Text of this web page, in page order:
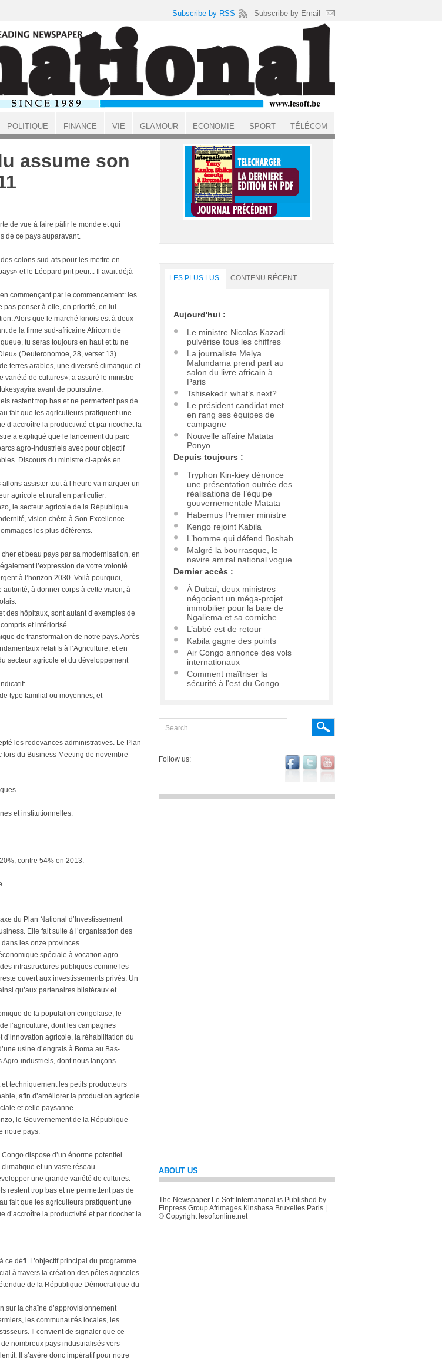
assume son
de vue à faire pâlir le monde et qui
de ce pays auparavant.
colons sud-afs pour les mettre en
et le Léopard prit peur... Il avait déjà
commençant par le commencement: les
pas penser à elle, en priorité, en lui
Alors que le marché kinois est à deux
de la firme sud-africaine Africom de
tu seras toujours en haut et tu ne
(Deuteronomoe, 28, verset 13).
terres arables, une diversité climatique et
de cultures», a assuré le ministre
avant de poursuivre:
restent trop bas et ne permettent pas de
fait que les agriculteurs pratiquent une
d’accroître la productivité et par ricochet la
a expliqué que le lancement du parc
agro-industriels avec pour objectif
Discours du ministre ci-après en
assister tout à l’heure va marquer un
agricole et rural en particulier.
le secteur agricole de la République
vision chère à Son Excellence
les plus déférents.
et beau pays par sa modernisation, en
l’expression de votre volonté
à l’horizon 2030. Voilà pourquoi,
à donner corps à cette vision, à
des hôpitaux, sont autant d’exemples de
et intériorisé.
de transformation de notre pays. Après
relatifs à l’Agriculture, et en
secteur agricole et du développement
type familial ou moyennes, et
les redevances administratives. Le Plan
lors du Business Meeting de novembre
et institutionnelles.
contre 54% en 2013.
du Plan National d’Investissement
Elle fait suite à l’organisation des
les onze provinces.
spéciale à vocation agro-
infrastructures publiques comme les
ouvert aux investissements privés. Un
qu’aux partenaires bilatéraux et
de la population congolaise, le
l’agriculture, dont les campagnes
agricole, la réhabilitation du
usine d’engrais à Boma au Bas-
Agro-industriels, dont nous lançons
techniquement les petits producteurs
afin d’améliorer la production agricole.
et celle paysanne.
le Gouvernement de la République
notre pays.
dispose d’un énorme potentiel
et un vaste réseau
une grande variété de cultures.
restent trop bas et ne permettent pas de
fait que les agriculteurs pratiquent une
d’accroître la productivité et par ricochet la
défi. L’objectif principal du programme
à travers la création des pôles agricoles
de la République Démocratique du
sur la chaîne d’approvisionnement
les communautés locales, les
Il convient de signaler que ce
nombreux pays industrialisés vers
Il s’avère donc impératif pour notre
LES PLUS LUS CONTENU RÉCENT
Aujourd'hui :
Le ministre Nicolas Kazadi
pulvérise tous les chiffres
La journaliste Melya
Malundama prend part au
salon du livre africain à
Paris
Tshisekedi: what’s next?
Le président candidat met
en rang ses équipes de
campagne
Nouvelle affaire Matata
Ponyo
Depuis toujours :
Tryphon Kin-kiey dénonce
une présentation outrée des
réalisations de l’équipe
gouvernementale Matata
Habemus Premier ministre
Kengo rejoint Kabila
L’homme qui défend Boshab
Malgré la bourrasque, le
navire amiral national vogue
Dernier accès :
À Dubaï, deux ministres
négocient un méga-projet
immobilier pour la baie de
Ngaliema et sa corniche
L’abbé est de retour
Kabila gagne des points
Air Congo annonce des vols
internationaux
Comment maîtriser la
sécurité à l'est du Congo
Follow us:
ABOUT US
The Newspaper Le Soft International is Published by
Finpress Group Afrimages Kinshasa Bruxelles Paris |
© Copyright lesoftonline.net
Subscribe by RSS Subscribe by Email
POLITIQUE FINANCE VIE GLAMOUR ECONOMIE SPORT TÉLÉCOM